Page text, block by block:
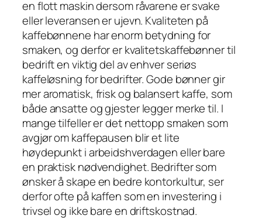
en flott maskin dersom råvarene er svake
eller leveransen er ujevn. Kvaliteten på
kaffebønnene har enorm betydning for
smaken, og derfor er kvalitetskaffebønner til
bedrift en viktig del av enhver seriøs
kaffeløsning for bedrifter. Gode bønner gir
mer aromatisk, frisk og balansert kaffe, som
både ansatte og gjester legger merke til. I
mange tilfeller er det nettopp smaken som
avgjør om kaffepausen blir et lite
høydepunkt i arbeidshverdagen eller bare
en praktisk nødvendighet. Bedrifter som
ønsker å skape en bedre kontorkultur, ser
derfor ofte på kaffen som en investering i
trivsel og ikke bare en driftskostnad.